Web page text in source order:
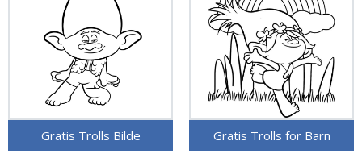
Gratis Trolls Bilde Gratis Trolls for Barn